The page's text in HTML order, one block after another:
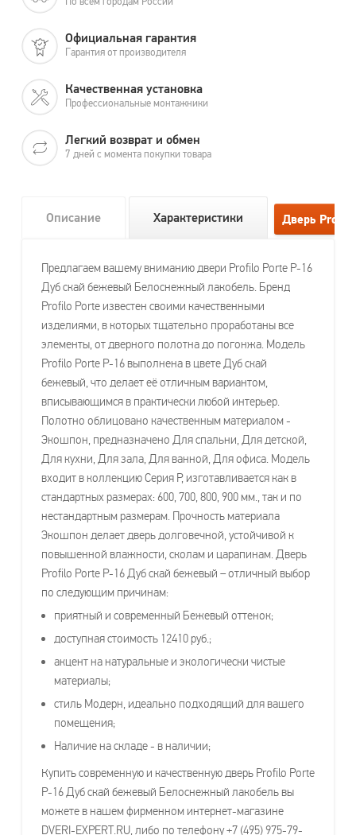
Официальная гарантия
Гарантия от производителя
Качественная установка
Профессиональные монтажники
Легкий возврат и обмен
7 дней с момента покупки товара
Описание Характеристики
Предлагаем вашему вниманию двери Profilo Porte P-16
Дуб скай бежевый Белоснежный лакобель. Бренд
Profilo Porte известен своими качественными
изделиями, в которых тщательно проработаны все
элементы, от дверного полотна до погонжа. Модель
Profilo Porte P-16 выполнена в цвете Дуб скай
бежевый, что делает её отличным вариантом,
вписывающимся в практически любой интерьер.
Полотно облицовано качественным материалом -
Экошпон, предназначено Для спальни, Для детской,
Для кухни, Для зала, Для ванной, Для офиса. Модель
входит в коллекцию Серия P, изготавливается как в
стандартных размерах: 600, 700, 800, 900 мм., так и по
нестандартным размерам. Прочность материала
Экошпон делает дверь долговечной, устойчивой к
повышенной влажности, сколам и царапинам. Дверь
Profilo Porte P-16 Дуб скай бежевый – отличный выбор
по следующим причинам:
приятный и современный Бежевый оттенок;
доступная стоимость 12410 руб.;
акцент на натуральные и экологически чистые
материалы;
стиль Модерн, идеально подходящий для вашего
помещения;
Наличие на складе - в наличии;
Купить современную и качественную дверь Profilo Porte
P-16 Дуб скай бежевый Белоснежный лакобель вы
можете в нашем фирменном интернет-магазине
DVERI-EXPERT.RU, либо по телефону +7 (495) 975-79-